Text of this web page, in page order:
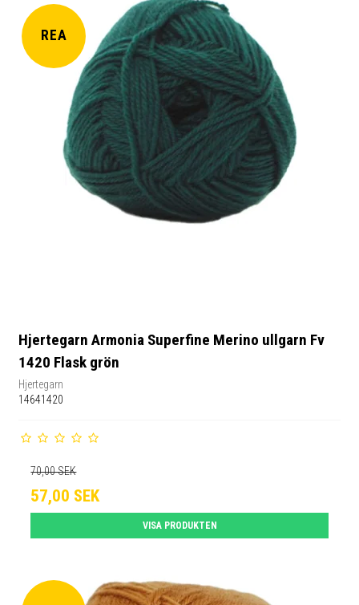
REA
Hjertegarn Armonia Superfine Merino ullgarn Fv
1420 Flask grön
Hjertegarn
14641420
70,00 SEK
57,00 SEK
VISA PRODUKTEN